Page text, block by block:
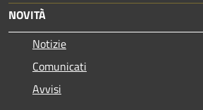
NOVITÀ
Notizie
Comunicati
Avvisi